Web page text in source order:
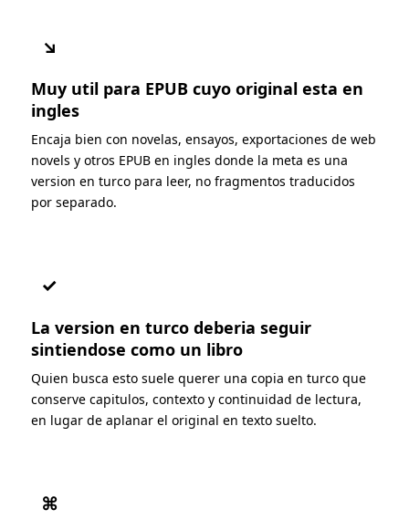
↘
Muy util para EPUB cuyo original esta en
ingles
Encaja bien con novelas, ensayos, exportaciones de web
novels y otros EPUB en ingles donde la meta es una
version en turco para leer, no fragmentos traducidos
por separado.
✓
La version en turco deberia seguir
sintiendose como un libro
Quien busca esto suele querer una copia en turco que
conserve capitulos, contexto y continuidad de lectura,
en lugar de aplanar el original en texto suelto.
⌘